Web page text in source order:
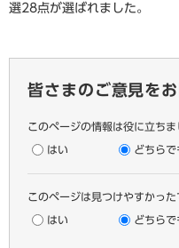
選28点が選ばれました。
皆さまのご意見を
このページの情報は役に立ちま
はい どちらで
このページは見つけやすかった
はい どちらで